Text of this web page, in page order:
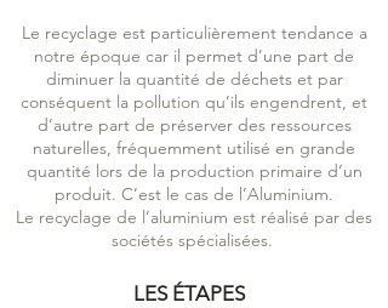
Le recyclage est particulièrement tendance a
notre époque car il permet d’une part de
diminuer la quantité de déchets et par
conséquent la pollution qu’ils engendrent, et
d’autre part de préserver des ressources
naturelles, fréquemment utilisé en grande
quantité lors de la production primaire d’un
produit. C’est le cas de l’Aluminium.
Le recyclage de l’aluminium est réalisé par des
sociétés spécial isées.
LES ÉTAPES